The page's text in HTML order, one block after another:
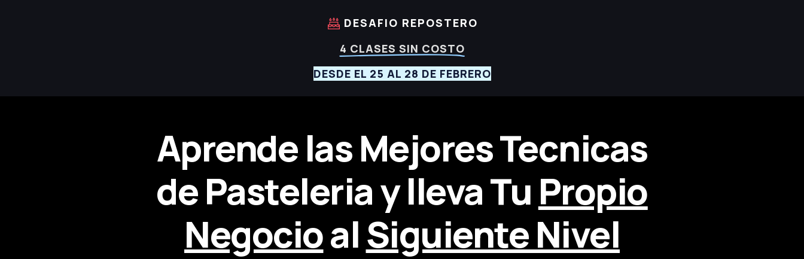
DESAFIO REPOSTERO
4 CLASES SIN COSTO
DESDE EL 25 AL 28 DE FEBRERO
Aprende las Mejores Tecnicas
de Pasteleria y lleva Tu Propio
NegocioalSiguiente Nivel